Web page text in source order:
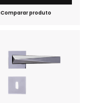
Comparar produto